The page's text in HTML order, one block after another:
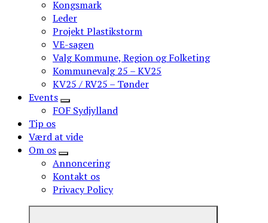
Kongsmark
Leder
Projekt Plastikstorm
VE-sagen
Valg Kommune, Region og Folketing
Kommunevalg 25 – KV25
KV25 / RV25 – Tønder
Events
FOF Sydjylland
Tip os
Værd at vide
Om os
Annoncering
Kontakt os
Privacy Policy